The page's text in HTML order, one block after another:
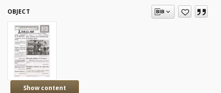
OBJECT
Show content